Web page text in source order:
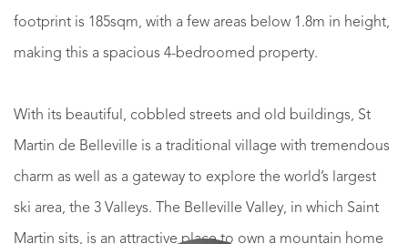
footprint is 185sqm, with a few areas below 1.8m in height,
making this a spacious 4-bedroomed property.
With its beautiful, cobbled streets and old buildings, St
Martin de Belleville is a traditional village with tremendous
charm as well as a gateway to explore the world’s largest
ski area, the 3 Valleys. The Belleville Valley, in which Saint
Martin sits, is an attractive place to own a mountain home